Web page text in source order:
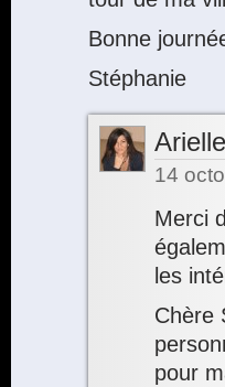
Bonne
Stéphanie
14
Merci
les
Chère
pour